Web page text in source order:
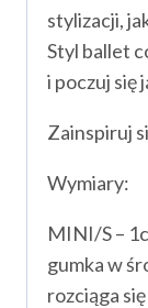
stylizacji,
Styl ballet
i poczuj się
Zainspiruj
Wymiary:
MINI/S –
gumka w
rozciąga